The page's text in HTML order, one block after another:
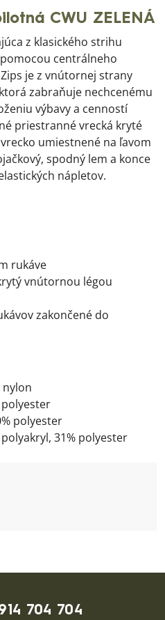
CWU ZELENÁ
z klasického strihu
centrálneho
je z vnútornej strany
zabraňuje nechcenému
výbavy a cenností
priestranné vrecká kryté
umiestnené na ľavom
spodný lem a konce
nápletov.
rukáve
vnútornou légou
zakončené do
nylon
polyester
31% polyester
Textil GmbH - Kontaktné údaje
704 704